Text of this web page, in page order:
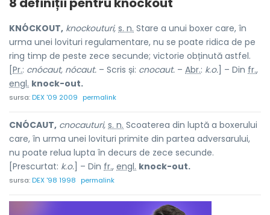
KNÓCKOUT, knockouturi, s. n. Stare a unui boxer care, în
urma unei lovituri regulamentare, nu se poate ridica de pe
ring timp de peste zece secunde; victorie obținută astfel.
Pr.: cnócaut, nócaut. – Scris și: cnocaut. – Abr.: k.o. ] – Din fr.,
engl. knock-out.
sursa:DEX '09 2009 permalink
CNÓCAUT, cnocauturi, s. n. Scoaterea din luptă a boxerului
care, în urma unei lovituri primite din partea adversarului,
nu poate relua lupta în decurs de zece secunde.
[Prescurtat: k.o. ] – Din fr., engl. knock-out.
sursa:DEX '98 1998 permalink